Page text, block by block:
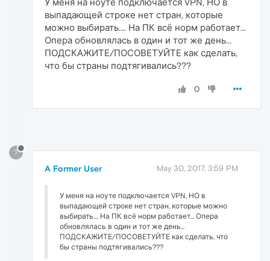
У меня на ноуте подключается VPN, НО в
выпадающей строке нет стран, которые
можно выбирать.... На ПК всё норм работает...
Опера обновлялась в один и тот же день...
ПОДСКАЖИТЕ/ПОСОВЕТУЙТЕ как сделать,
что бы страны подтягивались???
0
?
A Former User May 30, 2017, 3:59 PM
У меня на ноуте подключается VPN, НО в
выпадающей строке нет стран, которые можно
выбирать.... На ПК всё норм работает... Опера
обновлялась в один и тот же день...
ПОДСКАЖИТЕ/ПОСОВЕТУЙТЕ как сделать, что
бы страны подтягивались???